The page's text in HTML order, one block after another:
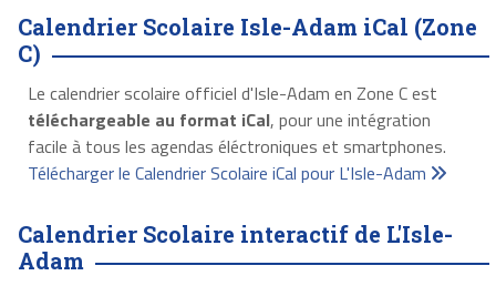
Calendrier Scolaire Isle-Adam iCal (Zone
C)
Le calendrier scolaire officiel d'Isle-Adam en Zone C est
téléchargeable au format iCal, pour une intégration
facile à tous les agendas éléctroniques et smartphones.
Télécharger le Calendrier Scolaire iCal pour L'Isle-Adam
Calendrier Scolaire interactif de L'Isle-
Adam